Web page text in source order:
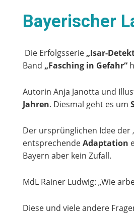
Bayerischer
Die Erfolgsserie „Isar-
Band „Fasching in Gefahr“
Autorin Anja Janotta und
Jahren. Diesmal geht es um
Der ursprünglichen Idee der
entsprechendeAdaptation
Bayern aber kein Zufall.
MdL Rainer Ludwig: „Wie
Diese und viele andere